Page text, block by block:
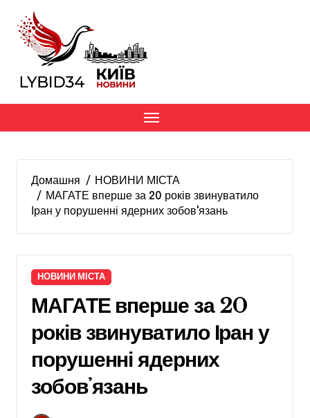
вмісту
Домашня
НОВИНИ МІСТА
МАГАТЕ вперше за 20 років звинуватило
Іран у порушенні ядерних зобовʼязань
НОВИНИ МІСТА
МАГАТЕ вперше за 20
років звинуватило Іран у
порушенні ядерних
зобовʼязань